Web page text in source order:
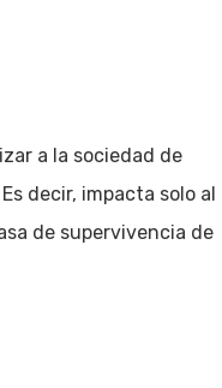
a la sociedad de
decir, impacta solo al
de supervivencia de